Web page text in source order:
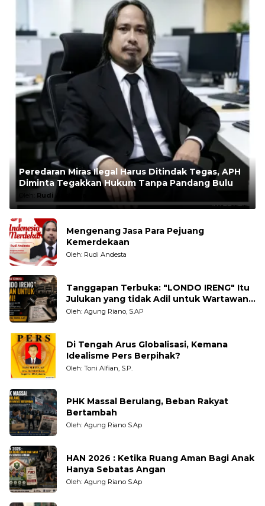
Peredaran Miras Ilegal Harus Ditindak Tegas, APH
Diminta Tegakkan Hukum Tanpa Pandang Bulu
Oleh: Rudi Andesta
Mengenang Jasa Para Pejuang
Kemerdekaan
Oleh: Rudi Andesta
Tanggapan Terbuka: "LONDO IRENG" Itu
Julukan yang tidak Adil untuk Wartawan,
Pengamat dan LSM
Oleh: Agung Riano, S.AP
Di Tengah Arus Globalisasi, Kemana
Idealisme Pers Berpihak?
Oleh: Toni Alfian, S.P.
PHK Massal Berulang, Beban Rakyat
Bertambah
Oleh: Agung Riano S.Ap
HAN 2026 : Ketika Ruang Aman Bagi Anak
Hanya Sebatas Angan
Oleh: Agung Riano S.Ap